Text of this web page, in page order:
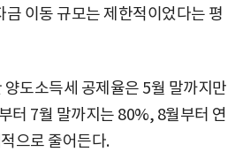
이동 규모는 제한적이었다는 평
도소득세 공제율은 5월 말까지만
터 7월 말까지는 80%, 8월부터 연
으로 줄어든다.